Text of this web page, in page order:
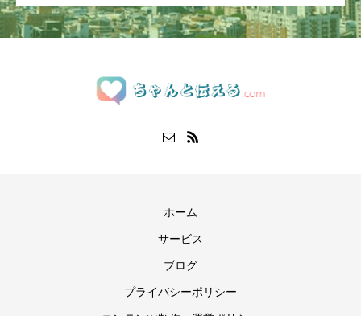
ホーム
サービス
ブログ
プライバシーポリシー